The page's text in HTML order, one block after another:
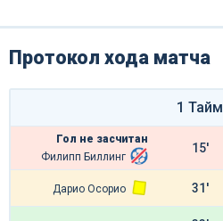
Протокол хода матча
1 Тайм
Гол не засчитан
Филипп Биллинг
15'
Дарио Осорио 31'